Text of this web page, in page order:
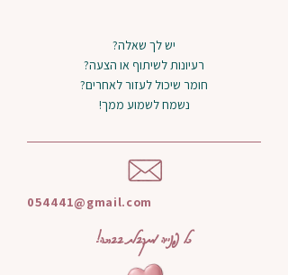
יש לך שאלה?
רעיונות לשיתוף או הצעה?
חומר שיכול לעזור לאחרים?
נשמח לשמוע ממך!
054441@gmail.com
כל פנייה מתקבלת בברכה!